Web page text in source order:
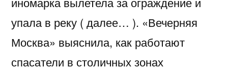
упала в реку ( далее… ). «Вечерняя
Москва» выяснила, как работают
спасатели в столичных зонах